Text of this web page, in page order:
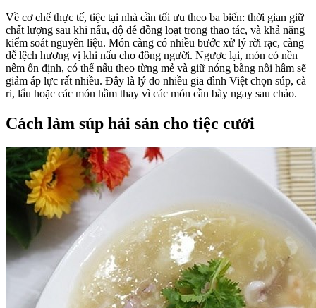
Về cơ chế thực tế, tiệc tại nhà cần tối ưu theo ba biến: thời gian giữ
chất lượng sau khi nấu, độ dễ đồng loạt trong thao tác, và khả năng
kiểm soát nguyên liệu. Món càng có nhiều bước xử lý rời rạc, càng
dễ lệch hương vị khi nấu cho đông người. Ngược lại, món có nền
nêm ổn định, có thể nấu theo từng mẻ và giữ nóng bằng nồi hâm sẽ
giảm áp lực rất nhiều. Đây là lý do nhiều gia đình Việt chọn súp, cà
ri, lẩu hoặc các món hầm thay vì các món cần bày ngay sau chảo.
Cách làm súp hải sản cho tiệc cưới